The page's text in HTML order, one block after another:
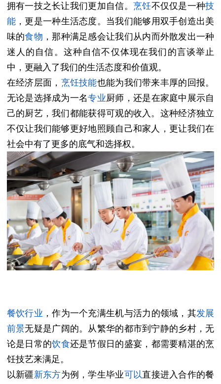
拥有一技之长让我们更加自信。 烹饪不仅仅是一种技
能 ，更是一种生活态度。当我们能够用双手创造出美
味的食物 ，那种满足感会让我们从内而外散发出一种
迷人的自信。 这种自信不仅体现在我们的言谈举止
中，更融入了我们的生活态度和价值观。
在经济层面， 烹饪技能也能为我们带来丰厚的回报。
无论是选择成为一名专业厨师，还是在家庭中展示自
己的厨艺，我们都能获得可观的收入。 这种经济独立
不仅让我们能够更好地照顾自己和家人，更让我们在
社会中有了更多的底气和选择权。
餐饮行业 ，作为一个充满生机与活力的领域，其发展
前景无疑是广阔的。从繁华的都市到宁静的乡村，无
论是日常的饮食还是节假日的盛宴，都需要精湛的烹
饪技艺来满足。
以新疆新东方为例，学生毕业可以直接进入合作的餐